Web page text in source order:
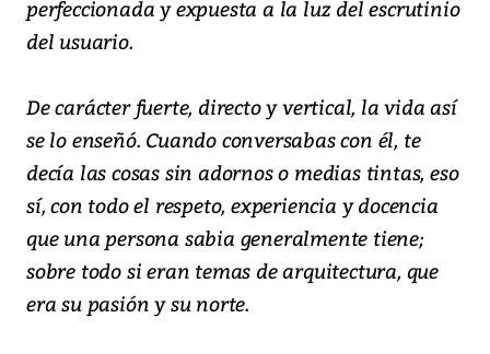
perfeccionada y expuesta a la luz del escrutinio
del usuario.
De carácter fuerte, directo y vertical, la vida así
se lo enseñó. Cuando conversabas con él, te
decía las cosas sin adornos o medias tintas, eso
sí, con todo el respeto, experiencia y docencia
que una persona sabia generalmente tiene;
sobre todo si eran temas de arquitectura, que
era su pasión y su norte.